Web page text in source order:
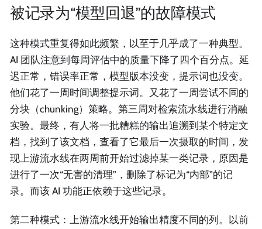
被记录为“模型回退”的故障模式
这种模式重复得如此频繁，以至于几乎成了一种典型。
AI 团队注意到每周评估中的质量下降了四个百分点。延
迟正常，错误率正常，模型版本没变，提示词也没变。
他们花了一周时间调整提示词。又花了一周尝试不同的
分块（chunking）策略。第三周对检索流水线进行消融
实验。最终，有人将一批糟糕的输出追溯到某个特定文
档，找到了该文档，查看了它最后一次摄取的时间，发
现上游流水线在两周前开始过滤掉某一类记录，原因是
进行了一次“无害的清理”，删除了标记为“内部”的记
录。而该 AI 功能正依赖于这些记录。
第二种模式：上游流水线开始输出精度不同的列。以前